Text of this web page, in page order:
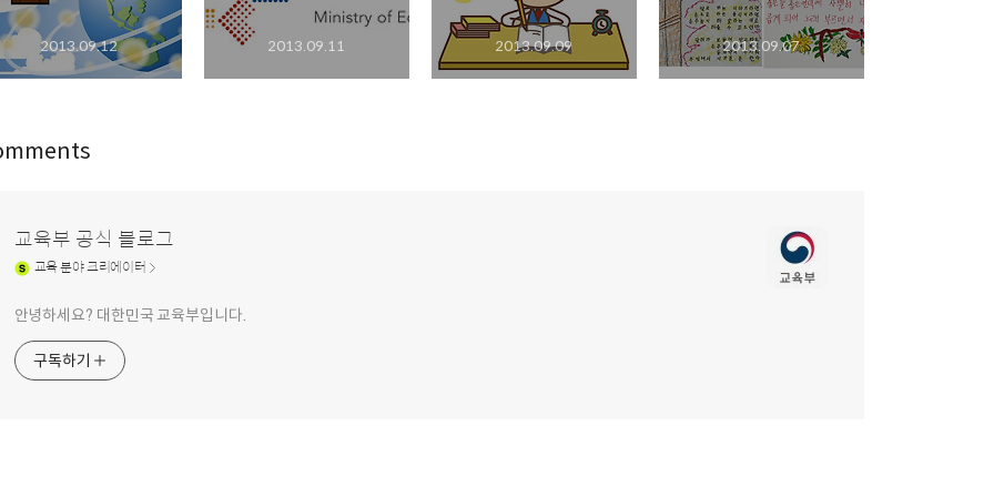
2013.09.12 2013.09.11 2013.09.09 2013.09.07
교육부 공식 블로그
교육분야 크리에이터
안녕하세요? 대한민국 교육부입니다.
구독하기